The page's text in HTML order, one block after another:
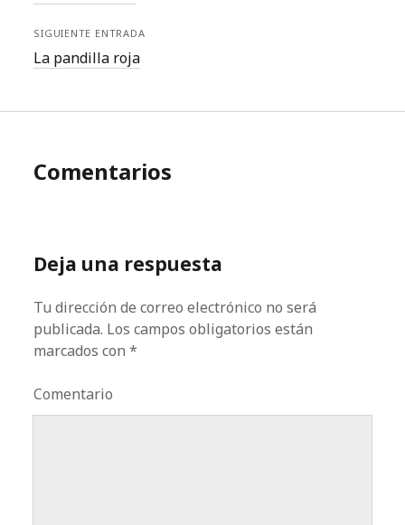
SIGUIENTE ENTRADA
La pandilla roja
Comentarios
Deja una respuesta
Tu dirección de correo electrónico no será
publicada. Los campos obligatorios están
marcados con*
Comentario